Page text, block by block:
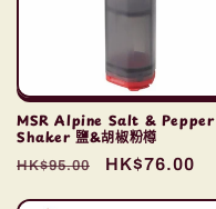
MSR Alpine Salt & Pepper
Shaker 鹽&胡椒粉樽
定
HK$95.00
售
HK$76.00